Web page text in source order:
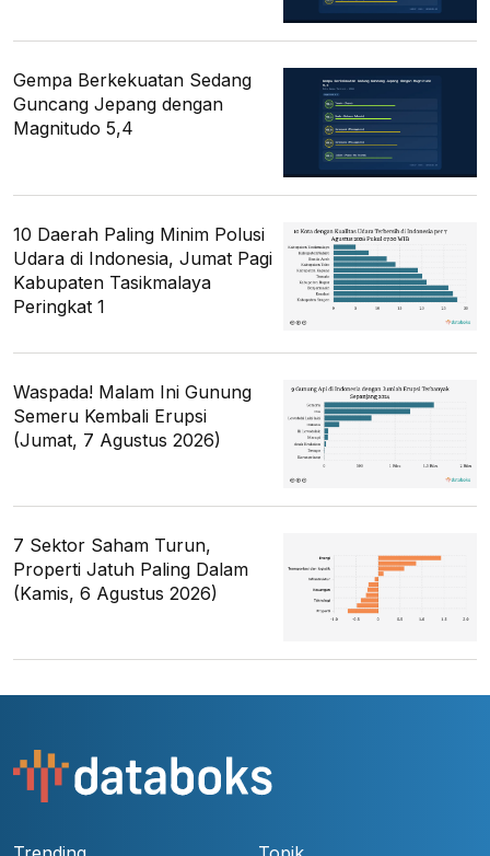
Gempa Berkekuatan Sedang
Guncang Jepang dengan
Magnitudo 5,4
10 Daerah Paling Minim Polusi
Udara di Indonesia, Jumat Pagi
Kabupaten Tasikmalaya
Peringkat 1
Waspada! Malam Ini Gunung
Semeru Kembali Erupsi
(Jumat, 7 Agustus 2026)
7 Sektor Saham Turun,
Properti Jatuh Paling Dalam
(Kamis, 6 Agustus 2026)